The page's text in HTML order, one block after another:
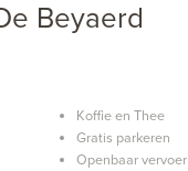
Beyaerd
Koffie en Thee
Gratis parkeren
Openbaar vervoer